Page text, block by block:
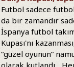
Futbol sadece
da bir zamandır
İspanya futbol
Kupası'nı
“güzel oyunun”
olarak kutlandı...